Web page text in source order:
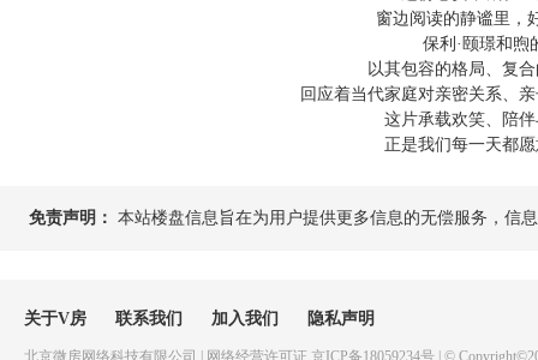
窗边阅读的静谧里
保利·颐璟和煦
以其包容的格局、复
回应着当代家庭对亲密关系、
这片承载欢笑、陪
正是我们每一天都
免责声明： 本站楼盘信息旨在为用户提供更多信息的无偿服务，信
关于V房 联系我们 加入我们 隐私声明
北京微房网络科技有限公司 | 网络经营许可证 京ICP备18059234号 | ©